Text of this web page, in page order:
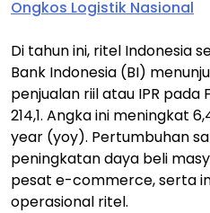
Ongkos Logistik Nasional
Di tahun ini, ritel Indonesia
Bank Indonesia (BI)
penjualan riil atau IPR
214,1. Angka ini meningkat
year (yoy). Pertumbuhan
peningkatan daya beli
pesat e-commerce, serta
operasional ritel.